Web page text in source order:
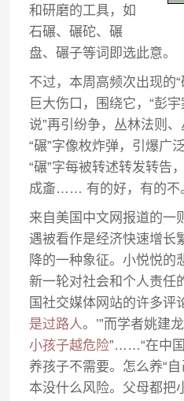
和研磨的工具，如
石碾、碾砣、碾
盘、碾子等词即选此意。
不过，本周高频次出现的
巨大伤口，围绕它，“彭
说”再引纷争，丛林法则、
“碾”字像枚炸弹，引爆广
“碾”字每被转述转发转告
成齑…… 有的好，有的不
来自美国中文网报道的一
遇被看作是经济快速增长
降的一种象征。小悦悦的
新一轮对社会和个人责任
国社交媒体网站的许多评
是过路人。’”而学者姚建
小孩子越危险”……“在中
养孩子不需要。怎么养“
本没什么风险。父母都把